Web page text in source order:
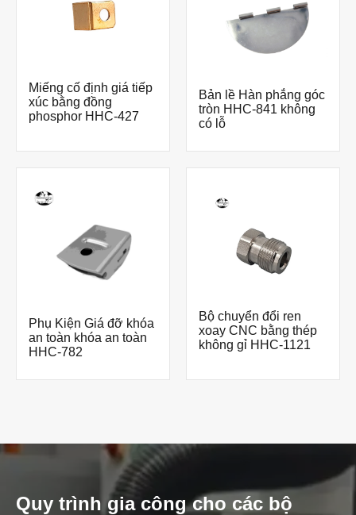
Miếng cố định giá tiếp
xúc bằng đồng
phosphor HHC-427
Bản lề Hàn phẳng góc
tròn HHC-841 không
có lỗ
Phụ Kiện Giá đỡ khóa
an toàn khóa an toàn
HHC-782
Bộ chuyển đổi ren
xoay CNC bằng thép
không gỉ HHC-1121
Quy trình gia công cho các bộ